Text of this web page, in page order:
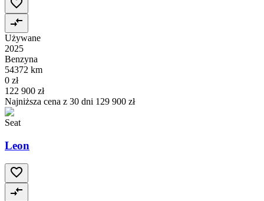
Używane
2025
Benzyna
54372 km
0 zł
122 900 zł
Najniższa cena z 30 dni 129 900 zł
Seat
Leon